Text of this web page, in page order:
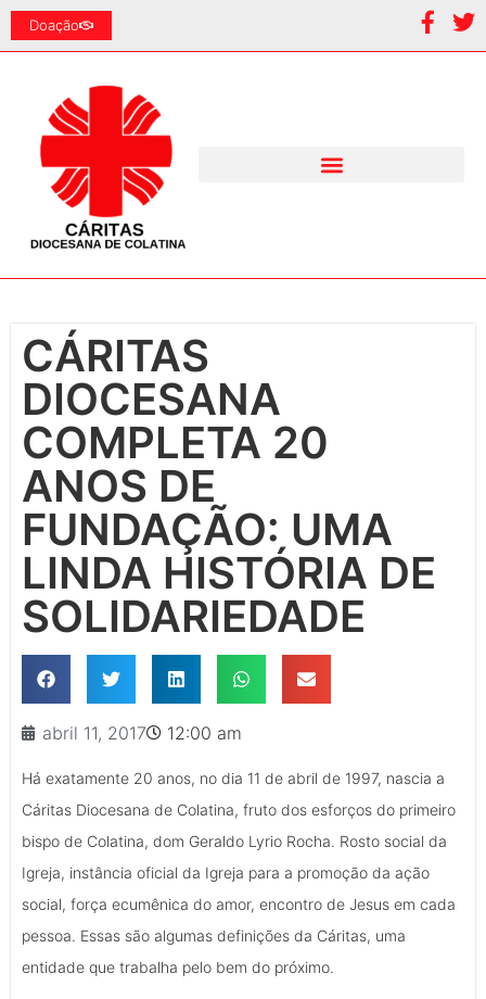
Doação
CÁRITAS
DIOCESANA
COMPLETA 20
ANOS DE
FUNDAÇÃO: UMA
LINDA HISTÓRIA DE
SOLIDARIEDADE
abril 11, 2017 12:00 am
Há exatamente 20 anos, no dia 11 de abril de 1997, nascia a
Cáritas Diocesana de Colatina, fruto dos esforços do primeiro
bispo de Colatina, dom Geraldo Lyrio Rocha. Rosto social da
Igreja, instância oficial da Igreja para a promoção da ação
social, força ecumênica do amor, encontro de Jesus em cada
pessoa. Essas são algumas definições da Cáritas, uma
entidade que trabalha pelo bem do próximo.